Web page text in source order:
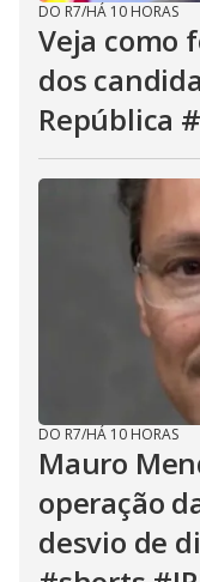
DO R7/HÁ 10 HORAS
Veja como
dos
República
DO R7/HÁ 10 HORAS
Mauro
operação
desvio de